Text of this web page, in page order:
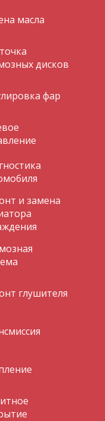
масла
дисков
фар
и замена
глушителя